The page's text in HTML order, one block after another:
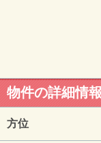
物件の詳細情報
方位